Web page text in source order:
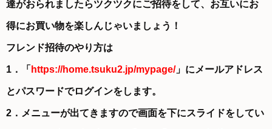
達がおられましたらツクツクにご招待をして、お互いにお
得にお買い物を楽しんじゃいましょう！
フレンド招待のやり方は
1．「 https://home.tsuku2.jp/mypage/」にメールアドレス
とパスワードでログインをします。
2．メニューが出てきますので画面を下にスライドをしてい